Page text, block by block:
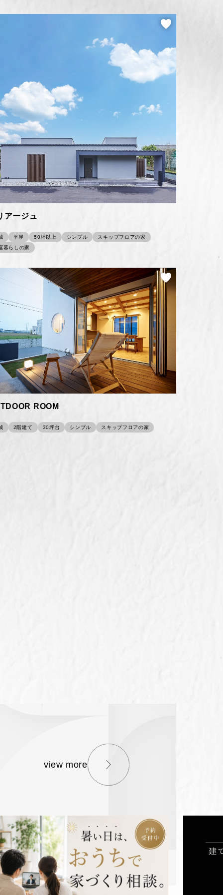
アージュ
平屋 50坪以上 シンプル
スキップフロアの家
暮らしの家
ROOM
2階建て 30坪台 シンプル スキップフロアの家
view more